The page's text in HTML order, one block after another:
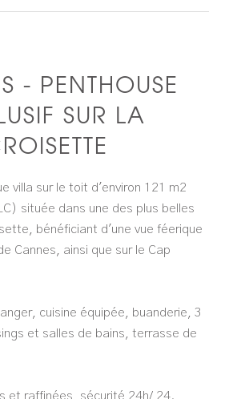
- PENTHOUSE
SUR LA
villa sur le toit d'environ 121 m2
située dans une des plus belles
bénéficiant d'une vue féerique
Cannes, ainsi que sur le Cap
cuisine équipée, buanderie, 3
et salles de bains, terrasse de
et raffinées, sécurité 24h/ 24.